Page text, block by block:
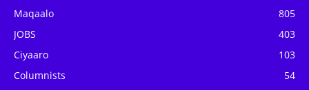
Maqaalo
805
JOBS
403
Ciyaaro
103
Columnists
54